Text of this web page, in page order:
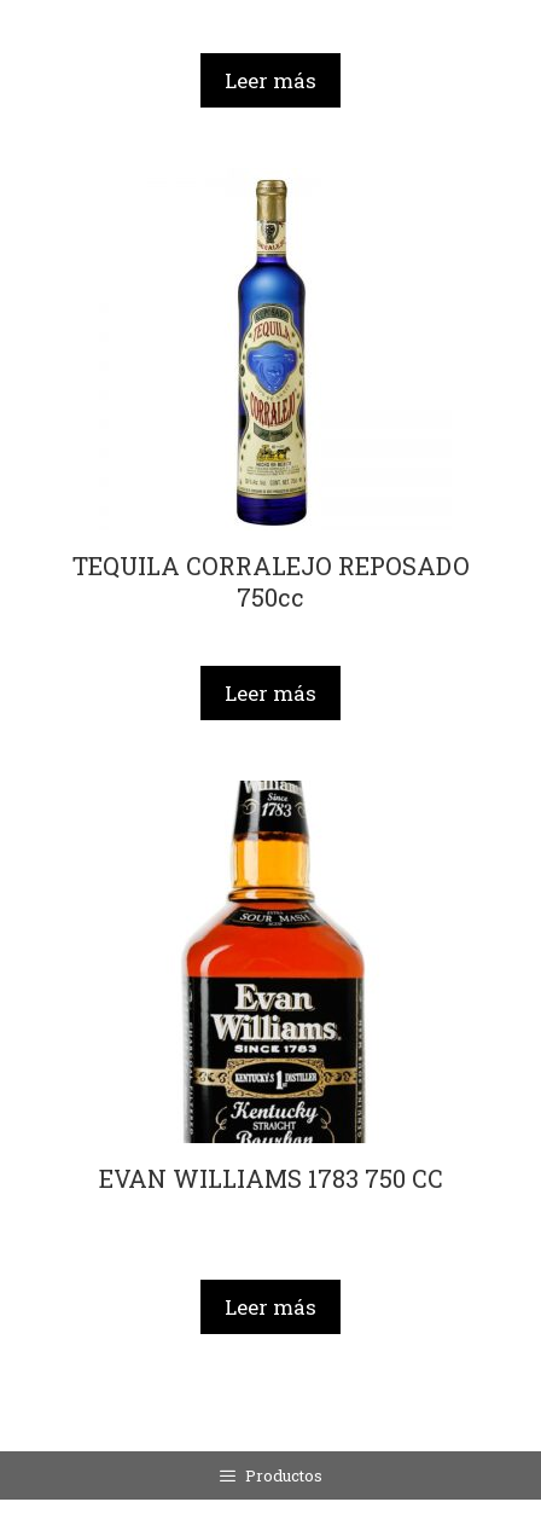
Leer más
TEQUILA CORRALEJO REPOSADO
750cc
Leer más
EVAN WILLIAMS 1783 750 CC
Leer más
Productos